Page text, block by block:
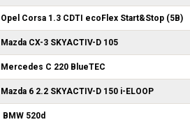
Opel Corsa 1.3 CDTI ecoFlex Start&Stop (5B)
Mazda CX-3 SKYACTIV-D 105
Mercedes C 220 BlueTEC
Mazda 6 2.2 SKYACTIV-D 150 i-ELOOP
BMW 520d